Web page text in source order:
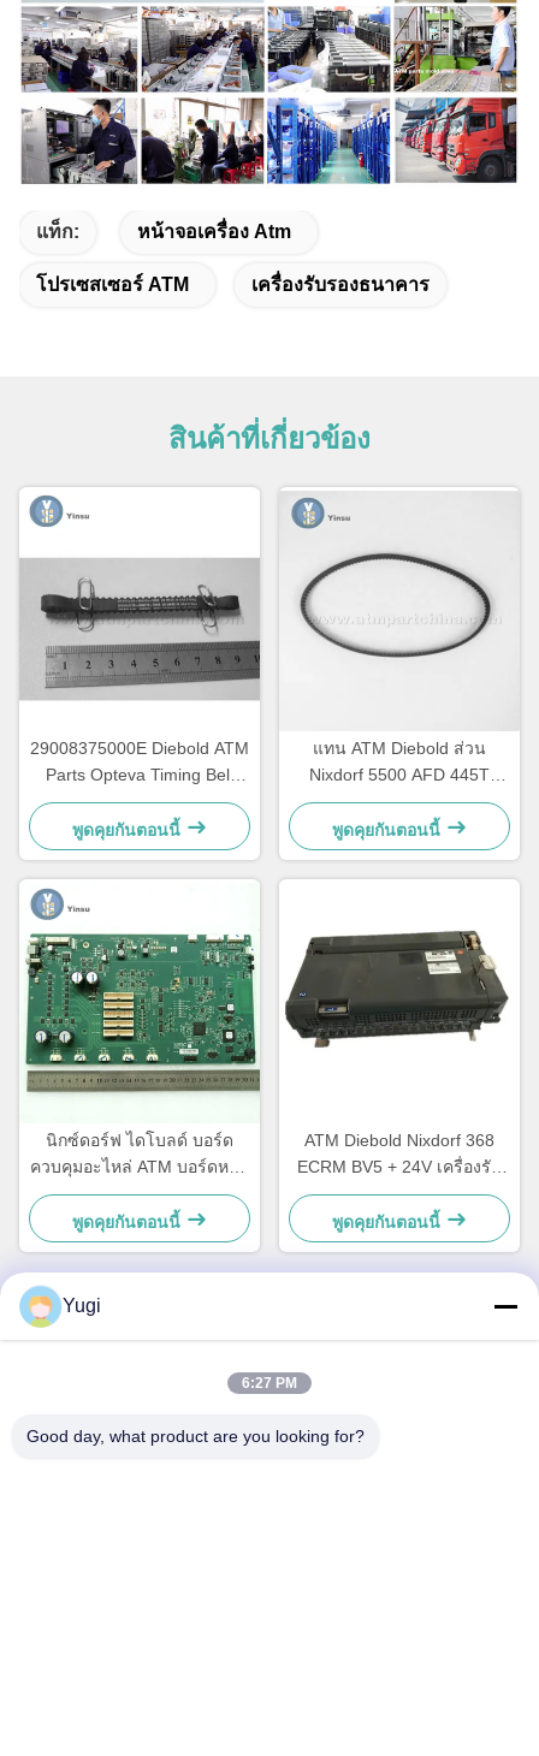
แท็ก: หน้าจอเครื่อง Atm
โปรเซสเซอร์ ATM เครื่องรับรองธนาคาร
สินค้าที่เกี่ยวข้อง
29008375000E Diebold ATM
Parts Opteva Timing Belt
เข็มขัดขนส่ง เข็มขัดขนส่ง
67T
พูดคุยกันตอนนี้
แทน ATM Diebold ส่วน
Nixdorf 5500 AFD 445T
เข็มขัดขนส่ง 2900837500AH
พูดคุยกันตอนนี้
นิกซ์ดอร์ฟ ไดโบลด์ บอร์ด
ควบคุมอะไหล่ ATM บอร์ดหลัก
CCA Discovery
49242480000B
พูดคุยกันตอนนี้
ATM Diebold Nixdorf 368
ECRM BV5 + 24V เครื่องรับ
บิล เครื่องรับรองอะไหล่
49238415000A
พูดคุยกันตอนนี้
ห้อง 502 อาคาร 5 สวนอสังหาริมทรัพย์ Qide เลข 2-1 ถนน
Yugi
6:27 PM
Good day, what product are you looking for?